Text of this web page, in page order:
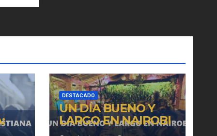
DESTACADO
UN DÍA BUENO Y
LARGO EN NAIROBI